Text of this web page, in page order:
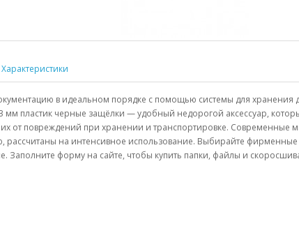
Характеристики
в идеальном порядке с помощью системы для хранения
мм пластик черные защёлки — удобный недорогой аксессуар,
их от повреждений при хранении и транспортировке.
рассчитаны на интенсивное использование. Выбирайте
Заполните форму на сайте, чтобы купить папки, файлы и